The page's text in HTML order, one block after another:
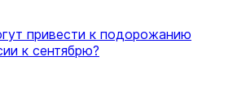
привести к подорожанию
к сентябрю?